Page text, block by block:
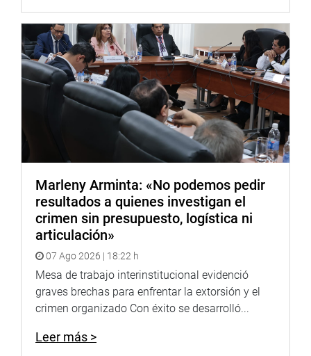
Marleny Arminta: «No podemos pedir
resultados a quienes investigan el
crimen sin presupuesto, logística ni
articulación»
07 Ago 2026 | 18:22 h
Mesa de trabajo interinstitucional evidenció
graves brechas para enfrentar la extorsión y el
crimen organizado Con éxito se desarrolló...
Leer más >